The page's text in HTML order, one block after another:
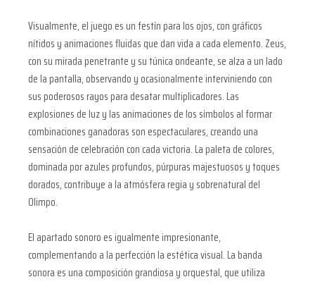
Visualmente, el juego es un festín para los ojos, con gráficos
nítidos y animaciones fluidas que dan vida a cada elemento. Zeus,
con su mirada penetrante y su túnica ondeante, se alza a un lado
de la pantalla, observando y ocasionalmente interviniendo con
sus poderosos rayos para desatar multiplicadores. Las
explosiones de luz y las animaciones de los símbolos al formar
combinaciones ganadoras son espectaculares, creando una
sensación de celebración con cada victoria. La paleta de colores,
dominada por azules profundos, púrpuras majestuosos y toques
dorados, contribuye a la atmósfera regia y sobrenatural del
Olimpo.
El apartado sonoro es igualmente impresionante,
complementando a la perfección la estética visual. La banda
sonora es una composición grandiosa y orquestal, que utiliza